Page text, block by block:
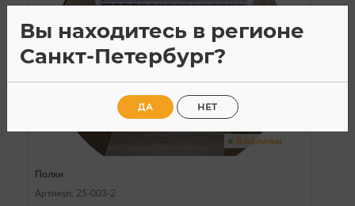
В наличии
Полки
Артикул: 25-003-2
Вы находитесь в регионе
Санкт-Петербург?
ДА НЕТ